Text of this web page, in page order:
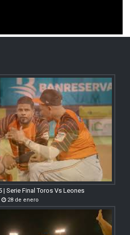
| Serie Final Toros Vs Leones
28 de enero